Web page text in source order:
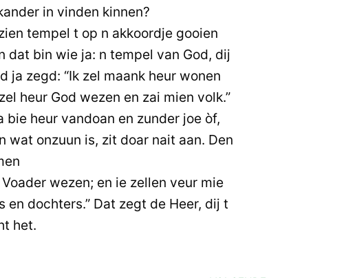
in vinden kinnen?
tempel t op n akkoordje gooien
dat bin wie ja: n tempel van God, dij
ja zegd: “Ik zel maank heur wonen
heur God wezen en zai mien volk.”
bie heur vandoan en zunder joe òf,
wat onzuun is, zit doar nait aan. Den
wezen; en ie zellen veur mie
en dochters.” Dat zegt de Heer, dij t
het.